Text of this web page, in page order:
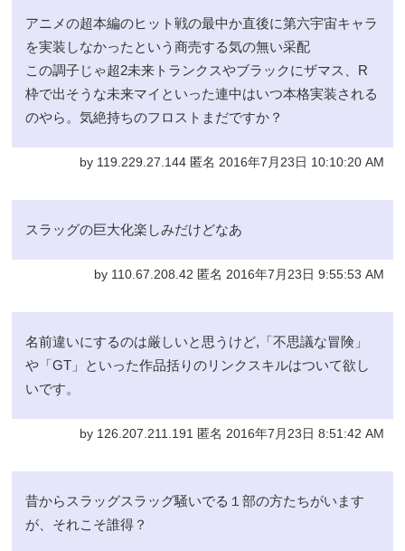
アニメの超本編のヒット戦の最中か直後に第六宇宙キャラ
を実装しなかったという商売する気の無い采配
この調子じゃ超2未来トランクスやブラックにザマス、R
枠で出そうな未来マイといった連中はいつ本格実装される
のやら。気絶持ちのフロストまだですか？
by 119.229.27.144 匿名 2016年7月23日 10:10:20 AM
スラッグの巨大化楽しみだけどなあ
by 110.67.208.42 匿名 2016年7月23日 9:55:53 AM
名前違いにするのは厳しいと思うけど,「不思議な冒険」
や「GT」といった作品括りのリンクスキルはついて欲し
いです。
by 126.207.211.191 匿名 2016年7月23日 8:51:42 AM
昔からスラッグスラッグ騒いでる１部の方たちがいます
が、それこそ誰得？